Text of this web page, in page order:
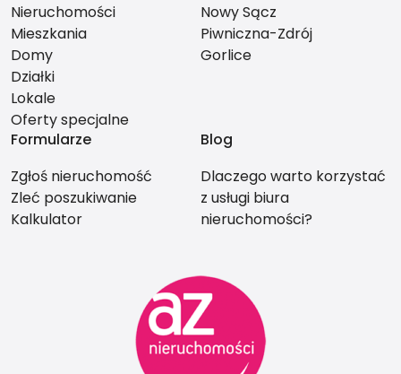
Nieruchomości
Mieszkania
Domy
Działki
Lokale
Oferty specjalne
Nowy Sącz
Piwniczna-Zdrój
Gorlice
Formularze
Zgłoś nieruchomość
Zleć poszukiwanie
Kalkulator
Blog
Dlaczego warto korzystać
z usługi biura
nieruchomości?